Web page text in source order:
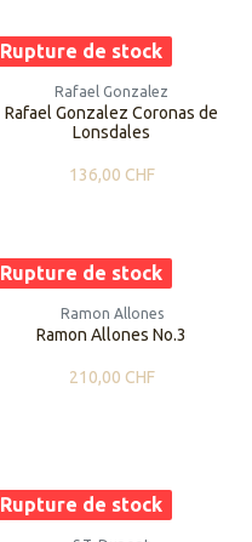
Rupture de stock
Rafael Gonzalez
Rafael Gonzalez Coronas de
Lonsdales
136,00 CHF
Rupture de stock
Ramon Allones
Ramon Allones No.3
210,00 CHF
Rupture de stock